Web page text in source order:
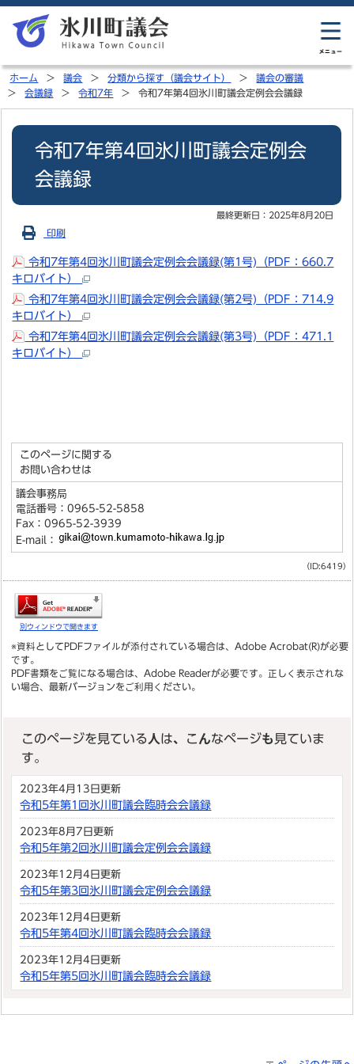
ホーム 議会 分類から探す（議会サイト）
議会の審議
会議録
令和7年 令和7年第4回氷川町議会定例会会議録
令和7年第4回氷川町議会定例会
会議録
最終更新日： 2025年8月20日
印刷
令和7年第4回氷川町議会定例会会議録(第1号)（PDF：660.7
キロバイト）
令和7年第4回氷川町議会定例会会議録(第2号)（PDF：714.9
キロバイト）
令和7年第4回氷川町議会定例会会議録(第3号)（PDF：471.1
キロバイト）
このページに関する
お問い合わせは
議会事務局
電話番号：0965-52-5858
Fax：0965-52-3939
E-mail：
（ID:6419）
別ウィンドウで開きます
※資料としてPDFファイルが添付されている場合は、 Adobe Acrobat(R)が必要
です。
PDF書類をご覧になる場合は、 Adobe Readerが必要です。正しく表示されな
い場合、最新バージョンをご利用ください。
このページを見ている人は、こんなページも見ていま
す。
2023年4月13日更新
令和5年第1回氷川町議会臨時会会議録
2023年8月7日更新
令和5年第2回氷川町議会定例会会議録
2023年12月4日更新
令和5年第3回氷川町議会定例会会議録
2023年12月4日更新
令和5年第4回氷川町議会臨時会会議録
2023年12月4日更新
令和5年第5回氷川町議会臨時会会議録